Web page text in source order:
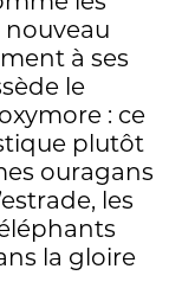
nouveau
à ses
le
: ce
plutôt
ouragans
les
la gloire